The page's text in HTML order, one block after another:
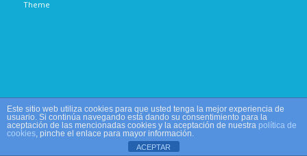
Theme
Este sitio web utiliza cookies para que usted tenga la mejor experiencia de
usuario. Si continúa navegando está dando su consentimiento para la
aceptación de las mencionadas cookies y la aceptación de nuestra política de
cookies, pinche el enlace para mayor información.
ACEPTAR